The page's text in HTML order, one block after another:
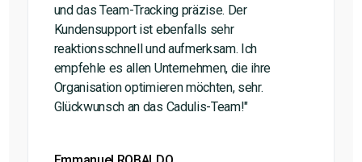
und das Team-Tracking präzise. Der
Kundensupport ist ebenfalls sehr
reaktionsschnell und aufmerksam. Ich
empfehle es allen Unternehmen, die ihre
Organisation optimieren möchten, sehr.
Glückwunsch an das Cadulis-Team!"